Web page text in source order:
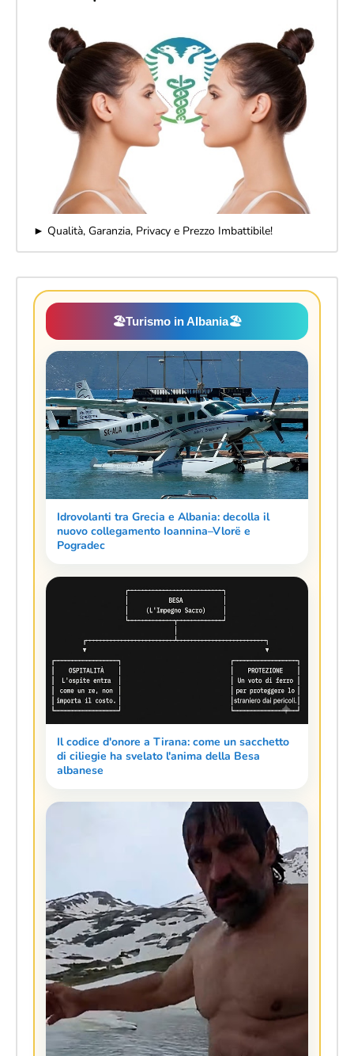
► Qualità, Garanzia, Privacy e Prezzo Imbattibile!
🏖️Turismo in Albania🏖️
Idrovolanti tra Grecia e Albania: decolla il
nuovo collegamento Ioannina–Vlorë e
Pogradec
Il codice d'onore a Tirana: come un sacchetto
di ciliegie ha svelato l'anima della Besa
albanese